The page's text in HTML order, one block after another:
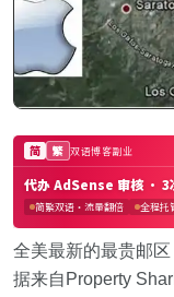
全美最新的最贵邮
据来自Property